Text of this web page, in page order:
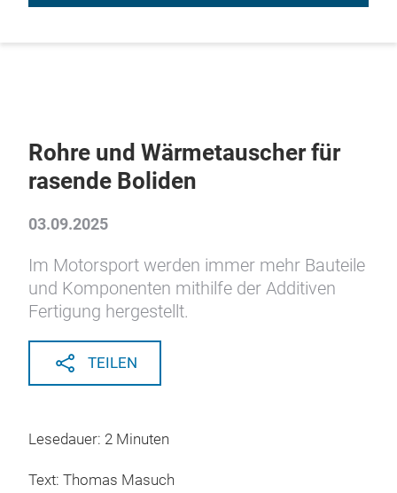
Rohre und Wärmetauscher für
rasende Boliden
03.09.2025
Im Motorsport werden immer mehr Bauteile
und Komponenten mithilfe der Additiven
Fertigung hergestellt.
TEILEN
Lesedauer: 2 Minuten
Text: Thomas Masuch